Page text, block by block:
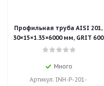
Профильная труба AISI 201,
30×15×1.35×6000 мм, GRIT 600
Много
Артикул: INH-P-201-